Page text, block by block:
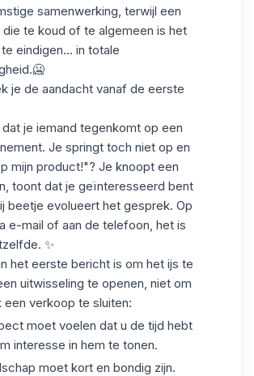
samenwerking, terwijl een
te koud of te algemeen is het
eindigen... in totale
je de aandacht vanaf de eerste
je iemand tegenkomt op een
Je springt toch niet op en
mijn product!"? Je knoopt een
toont dat je geïnteresseerd bent
beetje evolueert het gesprek. Op
e-mail of aan de telefoon, het is
✨
het eerste bericht is om het ijs te
uitwisseling te openen, niet om
een verkoop te sluiten:
moet voelen dat u de tijd hebt
interesse in hem te tonen.
moet kort en bondig zijn.